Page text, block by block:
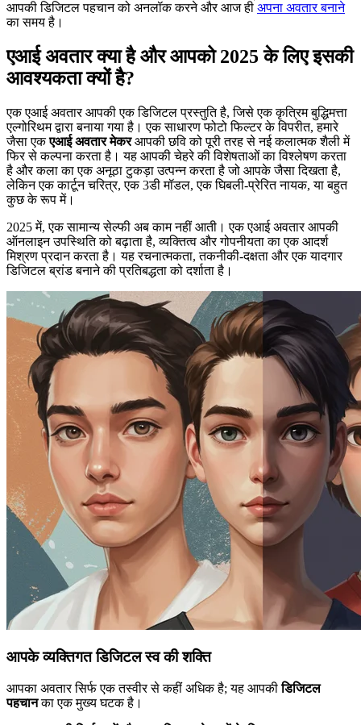
आपकी डिजिटल पहचान को अनलॉक करने और आज ही अपना अवतार बनाने
का समय है।
एआई अवतार क्या है और आपको 2025 के लिए इसकी
आवश्यकता क्यों है?
एक एआई अवतार आपकी एक डिजिटल प्रस्तुति है, जिसे एक कृत्रिम बुद्धिमत्ता
एल्गोरिथम द्वारा बनाया गया है। एक साधारण फोटो फिल्टर के विपरीत, हमारे
जैसा एकएआई अवतार मेकरआपकी छवि को पूरी तरह से नई कलात्मक शैली में
फिर से कल्पना करता है। यह आपकी चेहरे की विशेषताओं का विश्लेषण करता
है और कला का एक अनूठा टुकड़ा उत्पन्न करता है जो आपके जैसा दिखता है,
लेकिन एक कार्टून चरित्र, एक 3डी मॉडल, एक घिबली-प्रेरित नायक, या बहुत
कुछ के रूप में।
2025 में, एक सामान्य सेल्फी अब काम नहीं आती। एक एआई अवतार आपकी
ऑनलाइन उपस्थिति को बढ़ाता है, व्यक्तित्व और गोपनीयता का एक आदर्श
मिश्रण प्रदान करता है। यह रचनात्मकता, तकनीकी-दक्षता और एक यादगार
डिजिटल ब्रांड बनाने की प्रतिबद्धता को दर्शाता है।
आपके व्यक्तिगत डिजिटल स्व की शक्ति
आपका अवतार सिर्फ एक तस्वीर से कहीं अधिक है; यह आपकीडिजिटल
पहचानका एक मुख्य घटक है।